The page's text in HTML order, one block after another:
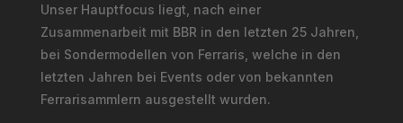
Unser Hauptfocus liegt, nach einer
Zusammenarbeit mit BBR in den letzten 25 Jahren,
bei Sondermodellen von Ferraris, welche in den
letzten Jahren bei Events oder von bekannten
Ferrarisammlern ausgestellt wurden.